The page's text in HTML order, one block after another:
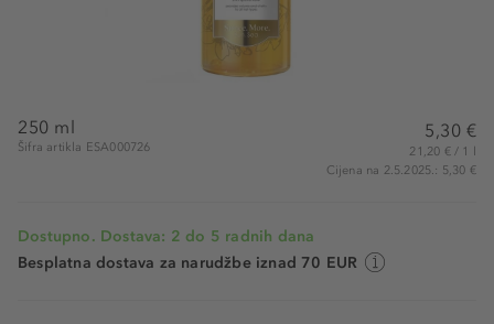
250 ml
Šifra artikla ESA000726
5,30 €
21,20 € / 1 l
Cijena na 2.5.2025.: 5,30 €
Dostupno. Dostava: 2 do 5 radnih dana
Besplatna dostava za narudžbe iznad 70 EUR